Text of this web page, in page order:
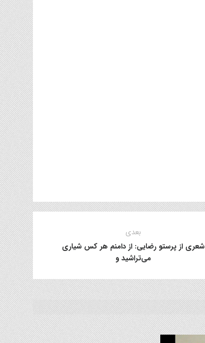
بعدی
شعری از پرستو رضایی: از دامنم هر کس شیاری
می‌تراشید و